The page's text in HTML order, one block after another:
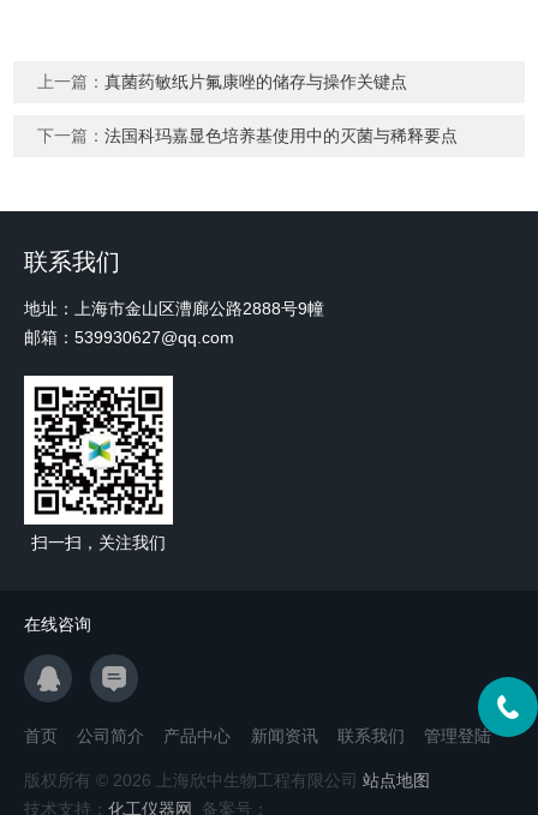
上一篇：真菌药敏纸片氟康唑的储存与操作关键点
下一篇：法国科玛嘉显色培养基使用中的灭菌与稀释要点
联系我们
地址：上海市金山区漕廊公路2888号9幢
邮箱：539930627@qq.com
扫一扫，关注我们
在线咨询
首页 公司简介 产品中心 新闻资讯 联系我们 管理登陆
版权所有 © 2026 上海欣中生物工程有限公司 站点地图
技术支持： 化工仪器网 备案号：